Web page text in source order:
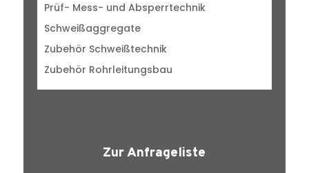
Prüf- Mess- und Absperrtechnik
Schweißaggregate
Zubehör Schweißtechnik
Zubehör Rohrleitungsbau
Zur Anfrageliste